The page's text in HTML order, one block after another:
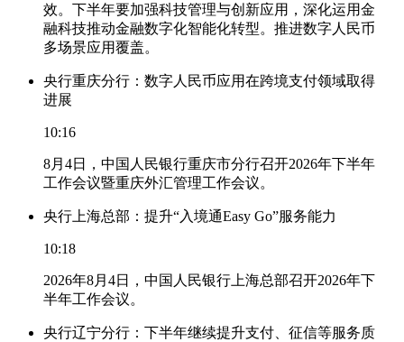
效。下半年要加强科技管理与创新应用，深化运用金
融科技推动金融数字化智能化转型。推进数字人民币
多场景应用覆盖。
央行重庆分行：数字人民币应用在跨境支付领域取得
进展
10:16
8月4日，中国人民银行重庆市分行召开2026年下半年
工作会议暨重庆外汇管理工作会议。
央行上海总部：提升“入境通Easy Go”服务能力
10:18
2026年8月4日，中国人民银行上海总部召开2026年下
半年工作会议。
央行辽宁分行：下半年继续提升支付、征信等服务质